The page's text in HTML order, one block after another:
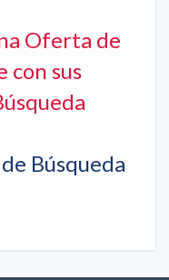
Oferta de
con sus
Búsqueda